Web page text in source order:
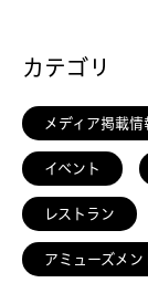
カテゴリ
メディア掲載情
イベント
レストラン
アミューズメン